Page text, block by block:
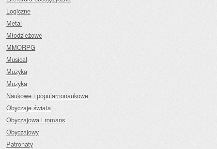
Logiczne
Metal
Młodzieżowe
MMORPG
Musical
Muzyka
Muzyka
Naukowe i popularnonaukowe
Obyczaje świata
Obyczajowa i romans
Obyczajowy
Patronaty